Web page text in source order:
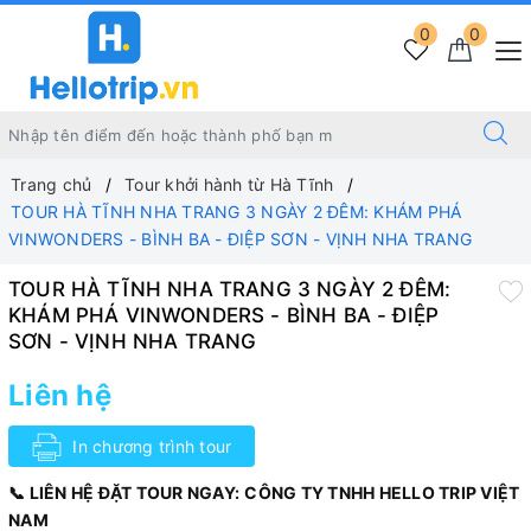
0
0
Trang chủ
Tour khởi hành từ Hà Tĩnh
TOUR HÀ TĨNH NHA TRANG 3 NGÀY 2 ĐÊM: KHÁM PHÁ
VINWONDERS - BÌNH BA - ĐIỆP SƠN - VỊNH NHA TRANG
TOUR HÀ TĨNH NHA TRANG 3 NGÀY 2 ĐÊM:
KHÁM PHÁ VINWONDERS - BÌNH BA - ĐIỆP
SƠN - VỊNH NHA TRANG
Liên hệ
In chương trình tour
📞 LIÊN HỆ ĐẶT TOUR NGAY: CÔNG TY TNHH HELLO TRIP VIỆT
NAM